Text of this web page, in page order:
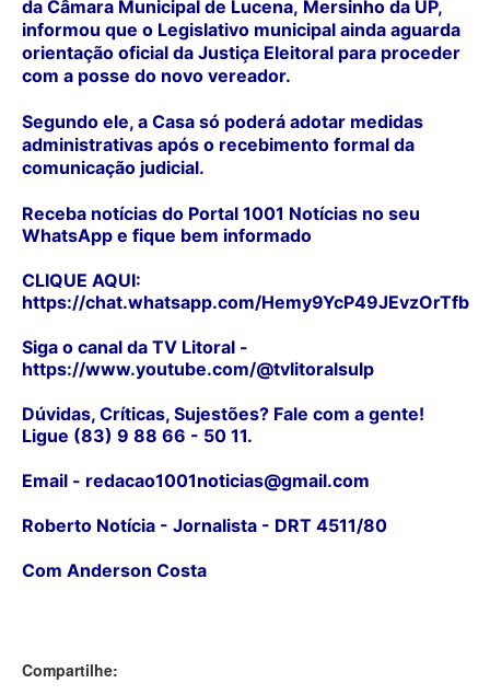
da Câmara Municipal de Lucena, Mersinho da UP,
informou que o Legislativo municipal ainda aguarda
orientação oficial da Justiça Eleitoral para proceder
com a posse do novo vereador.
Segundo ele, a Casa só poderá adotar medidas
administrativas após o recebimento formal da
comunicação judicial.
Receba notícias do Portal 1001 Notícias no seu
WhatsApp e fique bem informado
CLIQUE AQUI:
https://chat.whatsapp.com/Hemy9YcP49JEvzOrTfb
Siga o canal da TV Litoral -
https://www.youtube.com/@tvlitoralsulp
Dúvidas, Críticas, Sujestões? Fale com a gente!
Ligue (83) 9 88 66 - 50 11.
Email - redacao1001noticias@gmail.com
Roberto Notícia - Jornalista - DRT 4511/80
Com Anderson Costa
Compartilhe: